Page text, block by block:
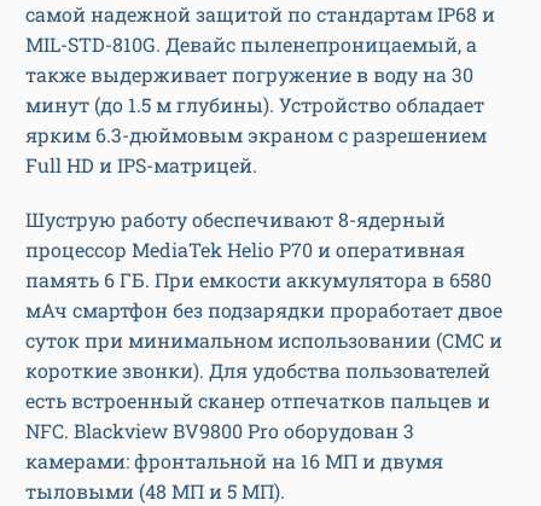
самой надежной защитой по стандартам IP68 и
MIL-STD-810G. Девайс пыленепроницаемый, а
также выдерживает погружение в воду на 30
минут (до 1.5 м глубины). Устройство обладает
ярким 6.3-дюймовым экраном с разрешением
Full HD и IPS-матрицей.
Шуструю работу обеспечивают 8-ядерный
процессор MediaTek Helio P70 и оперативная
память 6 ГБ. При емкости аккумулятора в 6580
мАч смартфон без подзарядки проработает двое
суток при минимальном использовании (СМС и
короткие звонки). Для удобства пользователей
есть встроенный сканер отпечатков пальцев и
NFC. Blackview BV9800 Proоборудован 3
камерами: фронтальной на 16 МП и двумя
тыловыми (48 МП и 5 МП).